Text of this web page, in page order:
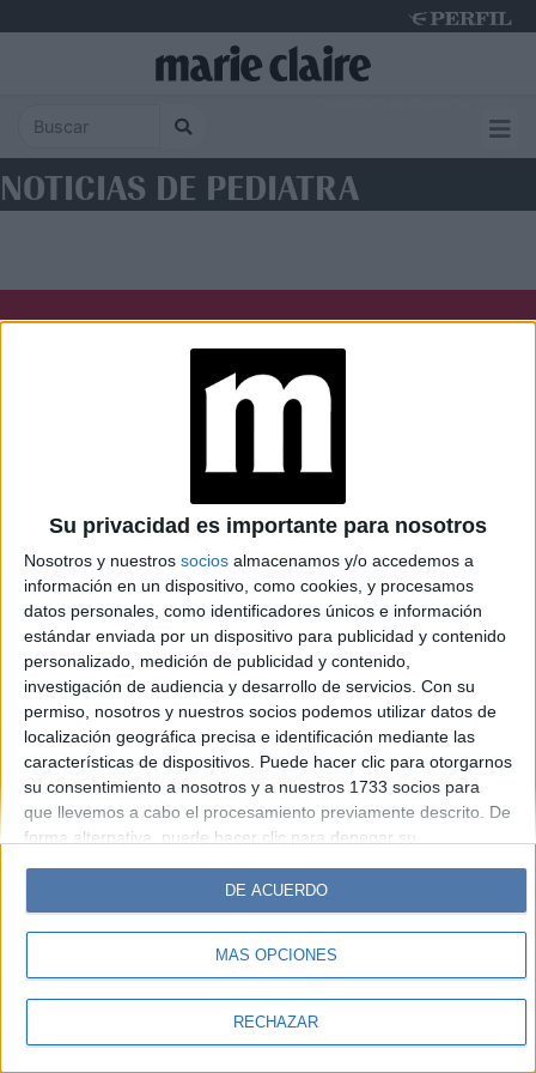
Su privacidad es importante para nosotros
Nosotros y nuestros socios almacenamos y/o accedemos a
información en un dispositivo, como cookies, y procesamos
datos personales, como identificadores únicos e información
estándar enviada por un dispositivo para publicidad y contenido
personalizado, medición de publicidad y contenido,
investigación de audiencia y desarrollo de servicios. Con su
permiso, nosotros y nuestros socios podemos utilizar datos de
localización geográfica precisa e identificación mediante las
características de dispositivos. Puede hacer clic para otorgarnos
su consentimiento a nosotros y a nuestros 1733 socios para
que llevemos a cabo el procesamiento previamente descrito. De
forma alternativa, puede hacer clic para denegar su
cambiar sus preferencias antes de otorgar su consentimiento.
Tenga en cuenta que algún procesamiento de sus datos
personales puede no requerir de su consentimiento, pero usted
tiene el derecho de rechazar tal procesamiento. Sus
sus preferencias o retirar su consentimiento en cualquier
MÁS OPCIONES
RECHAZAR
DE ACUERDO
NOTICIAS DE PEDIATRA
Caras Noticias
Weekend Parabrisas
Look
Luz Mía Lunateen Break BATimes
© Perfil.com 2006-2019 - Todos los derechos reservados
Registro de Propiedad Intelectual: Nro. 5346433